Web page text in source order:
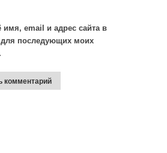
имя, email и адрес сайта в
для последующих моих